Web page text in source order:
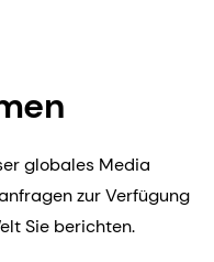
globales Media
zur Verfügung
Sie berichten.